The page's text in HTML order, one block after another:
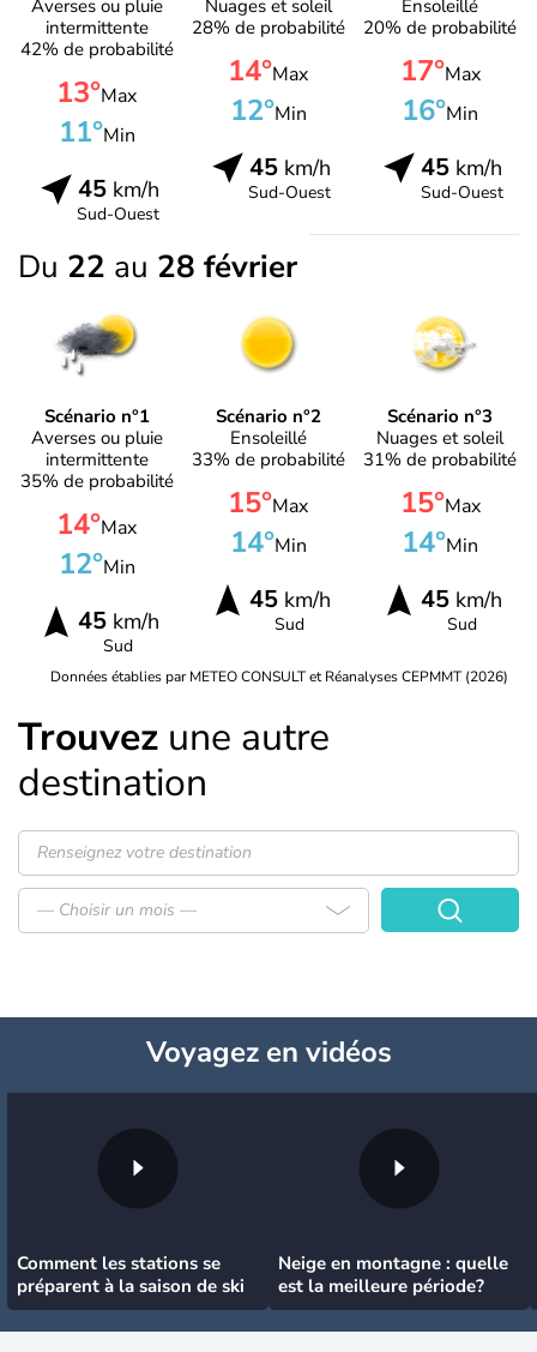
Averses ou pluie
intermittente
42% de probabilité
13°Max
11°Min
45km/h
Sud-Ouest
Nuages et soleil
28% de probabilité
14°Max
12°Min
45km/h
Sud-Ouest
Ensoleillé
20% de probabilité
17°Max
16°Min
45 km/h
Sud-Ouest
Du 22 au 28 février
Scénario n°1
Averses ou pluie
intermittente
35% de probabilité
14°Max
12°Min
45km/h
Sud
Scénario n°2
Ensoleillé
33% de probabilité
15°Max
14°Min
45km/h
Sud
Scénario n°3
Nuages et soleil
31% de probabilité
15°Max
14°Min
45 km/h
Sud
Données établies par METEO CONSULT et Réanalyses CEPMMT (2026)
Trouvez une autre
destination
— Choisir un mois —
Voyagezen vidéos
Comment les stations se
préparent à la saison de ski
Neige en montagne : quelle
est la meilleure période?